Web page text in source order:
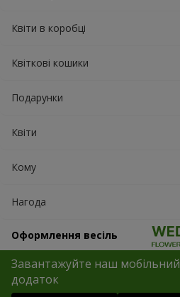
Квіти в коробці
Квіткові кошики
Подарунки
Квіти
Кому
Нагода
Оформлення весіль
Завантажуйте наш мобільний
додаток